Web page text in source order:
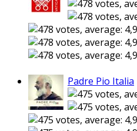
Padre Pio Italia